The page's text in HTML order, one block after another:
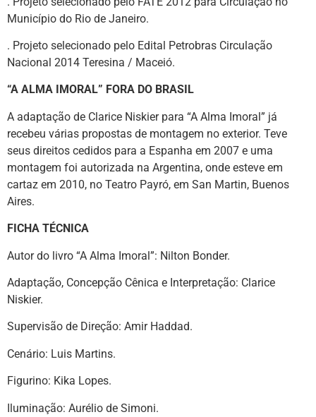
Município do Rio de Janeiro.
. Projeto selecionado pelo Edital Petrobras Circulação
Nacional 2014 Teresina / Maceió.
“A ALMA IMORAL” FORA DO BRASIL
A adaptação de Clarice Niskier para “A Alma Imoral” já
recebeu várias propostas de montagem no exterior. Teve
seus direitos cedidos para a Espanha em 2007 e uma
montagem foi autorizada na Argentina, onde esteve em
cartaz em 2010, no Teatro Payró, em San Martin, Buenos
Aires.
FICHA TÉCNICA
Autor do livro “A Alma Imoral”: Nilton Bonder.
Adaptação, Concepção Cênica e Interpretação: Clarice
Niskier.
Supervisão de Direção: Amir Haddad.
Cenário: Luis Martins.
Figurino: Kika Lopes.
Iluminação: Aurélio de Simoni.